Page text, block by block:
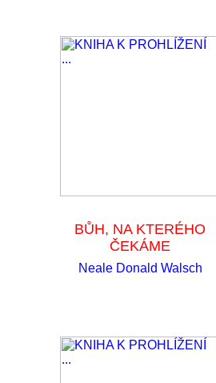
BŮH, NA KTERÉHO
ČEKÁME
Neale Donald Walsch